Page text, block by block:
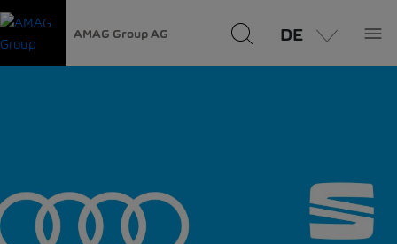
AMAG Group AG DE